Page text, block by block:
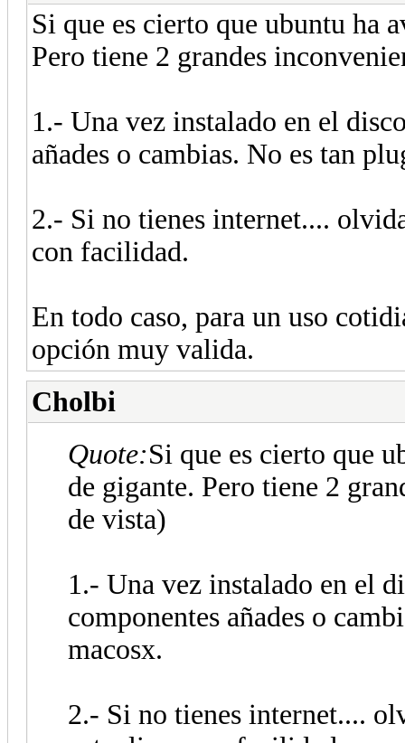
Si que es cierto que ubuntu ha
Pero tiene 2 grandes
1.- Una vez instalado en el
añades o cambias. No es tan
2.- Si no tienes internet....
con facilidad.
En todo caso, para un uso
opción muy valida.
Cholbi
Quote:Si que es cierto que
de gigante. Pero tiene 2
de vista)
1.- Una vez instalado en el
componentes añades o
macosx.
2.- Si no tienes internet....